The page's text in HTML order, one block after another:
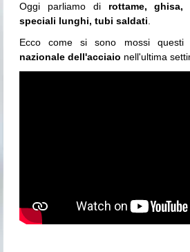
Oggi parliamo di rottame,
speciali lunghi, tubi saldati
Ecco come si sono mossi questi
nazionale dell'acciaio nell'ultima